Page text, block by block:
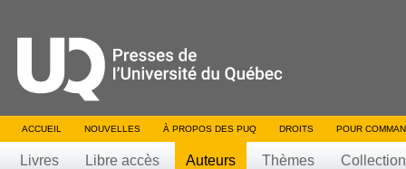
ACCUEIL NOUVELLES À PROPOS DES PUQ DROITS POUR
Livres Libre accès Auteurs Thèmes